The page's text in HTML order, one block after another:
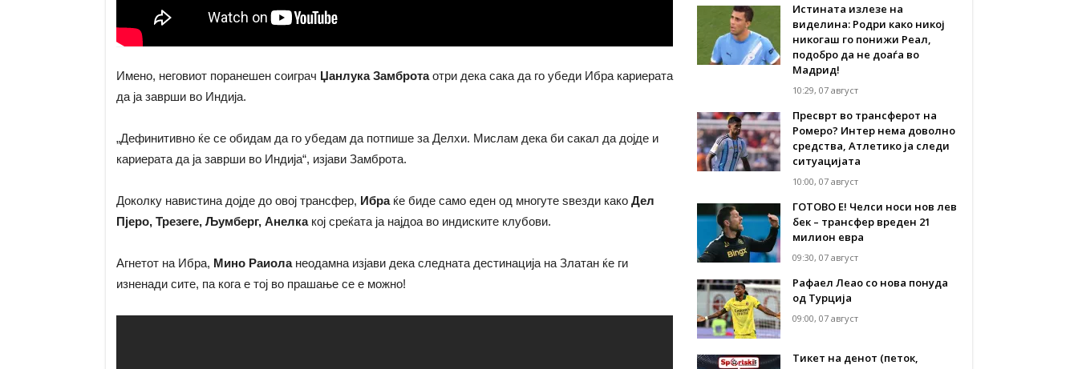
Имено, неговиот поранешен соиграч Џанлука Замбротаотри дека сака да го убеди Ибра кариерата
да ја заврши во Индија.
„Дефинитивно ќе се обидам да го убедам да потпише за Делхи. Мислам дека би сакал да дојде и
кариерата да ја заврши во Индија“, изјави Замброта.
Доколку навистина дојде до овој трансфер, Ибраќе биде само еден од многуте ѕвезди како Дел
Пјеро, Трезеге, Љумберг, Анелка кој среќата ја најдоа во индиските клубови.
Агнетот на Ибра, Мино Раиоланеодамна изјави дека следната дестинација на Златан ќе ги
изненади сите, па кога е тој во прашање се е можно!
Истината излезе на
виделина: Родри како никој
никогаш го понижи Реал,
подобро да не доаѓа во
Мадрид!
10:29, 07 август
Пресврт во трансферот на
Ромеро? Интер нема доволно
средства, Атлетико ја следи
ситуацијата
10:00, 07 август
ГОТОВО Е! Челси носи нов лев
бек – трансфер вреден 21
милион евра
09:30, 07 август
Рафаел Леао со нова понуда
од Турција
09:00, 07 август
Тикет на денот (петок,